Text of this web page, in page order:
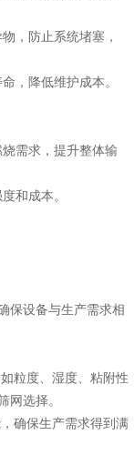
，防止系统堵塞，
，降低维护成本。
需求，提升整体输
和成本。
保设备与生产需求相
粒度、湿度、粘附性
网选择。
确保生产需求得到满